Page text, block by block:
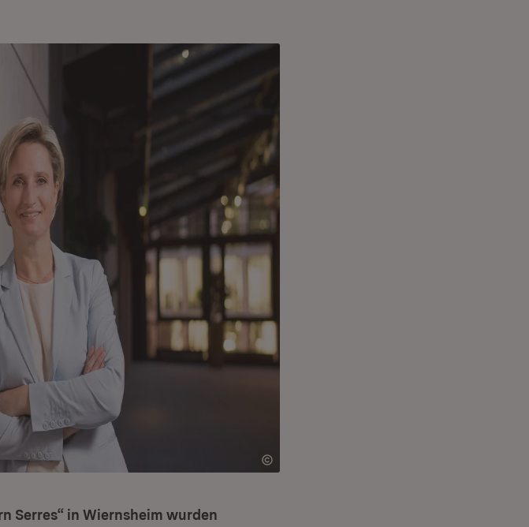
Serres“ in Wiernsheim wurden